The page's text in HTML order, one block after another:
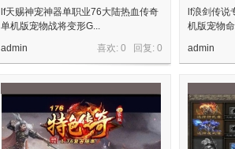
lf天赐神宠神器单职业76大陆热血传奇
单机版宠物战将变形G...
喜欢: 0 回复: 0
admin
lf浪剑传说
机版宠物
admin